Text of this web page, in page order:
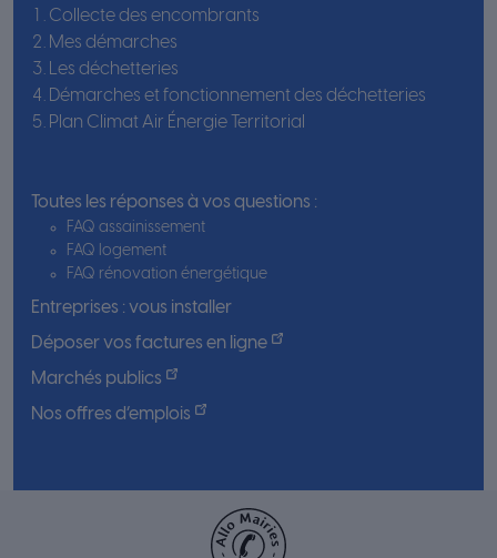
Collecte des encombrants
Mes démarches
Les déchetteries
Démarches et fonctionnement des déchetteries
Plan Climat Air Énergie Territorial
Toutes les réponses à vos questions :
FAQ assainissement
FAQ logement
FAQ rénovation énergétique
Entreprises : vous installer
Déposer vos factures en ligne
Marchés publics
Nos offres d’emplois